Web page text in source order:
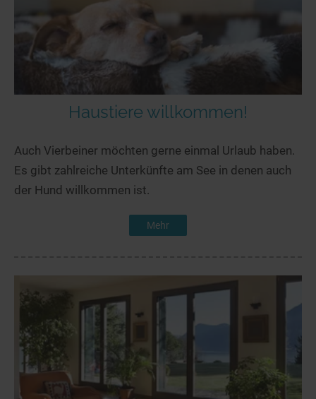
Haustiere willkommen!
Auch Vierbeiner möchten gerne einmal Urlaub haben.
Es gibt zahlreiche Unterkünfte am See in denen auch
der Hund willkommen ist.
Mehr